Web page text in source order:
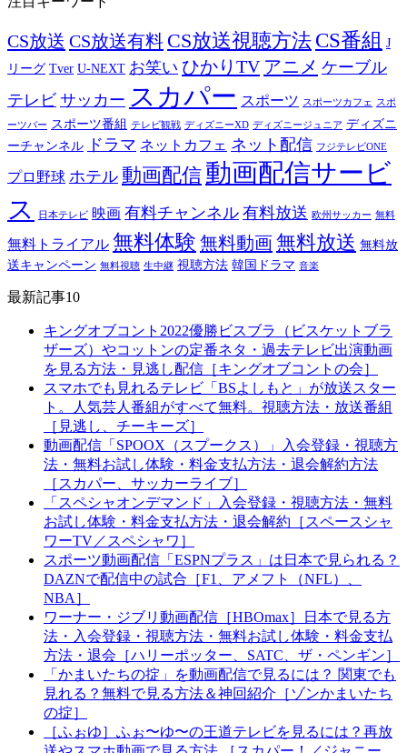
CS放送 CS放送有料 CS放送視聴方法 CS番組 J
リーグ Tver U-NEXT お笑い ひかりTV アニメ ケーブル
テレビ サッカー スカパー スポーツ スポーツカフェ スポ
ーツバー スポーツ番組 テレビ観戦 ディズニーXD ディズニージュニア ディズニ
ーチャンネル
ドラマ ネットカフェ ネット配信 フジテレビONE
プロ野球 ホテル 動画配信 動画配信サービ
ス
日本テレビ 映画 有料チャンネル 有料放送 欧州サッカー 無料
無料トライアル 無料体験 無料動画無料放送 無料放
送キャンペーン 無料視聴 生中継 視聴方法 韓国ドラマ 音楽
最新記事10
キングオブコント2022優勝ビスブラ（ビスケットブラ
ザーズ）やコットンの定番ネタ・過去テレビ出演動画
を見る方法・見逃し配信［キングオブコントの会］
スマホでも見れるテレビ「BSよしもと」が放送スター
ト。人気芸人番組がすべて無料。視聴方法・放送番組
［見逃し、チーキーズ］
動画配信「SPOOX（スプークス）」入会登録・視聴方
法・無料お試し体験・料金支払方法・退会解約方法
［スカパー、サッカーライブ］
「スペシャオンデマンド」入会登録・視聴方法・無料
お試し体験・料金支払方法・退会解約［スペースシャ
ワーTV／スペシャワ］
スポーツ動画配信「ESPNプラス」は日本で見られる？
DAZNで配信中の試合［F1、アメフト（NFL）、
NBA］
ワーナー・ジブリ動画配信［HBOmax］日本で見る方
法・入会登録・視聴方法・無料お試し体験・料金支払
方法・退会［ハリーポッター、SATC、ザ・ペンギン］
「かまいたちの掟」を動画配信で見るには？ 関東でも
見れる？無料で見る方法＆神回紹介［ゾンかまいたち
の掟］
［ふぉゆ］ふぉ〜ゆ〜の王道テレビを見るには？再放